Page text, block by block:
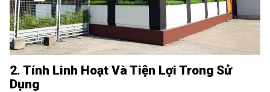
2. Tính Linh Hoạt Và Tiện Lợi Trong Sử
Dụng